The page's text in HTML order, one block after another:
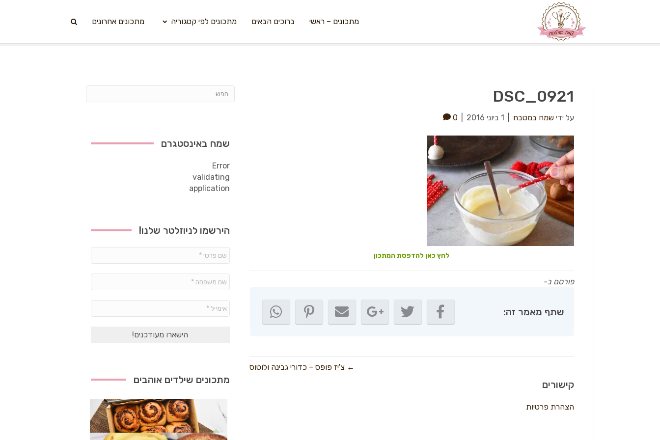
מתכונים – ראשי ברוכים הבאים מתכונים לפי קטגוריה מתכונים אחרונים
DSC_0921
על ידי שמח במטבח 1 ביוני 2016 0
לחץ כאן להדפסת המתכון
פורסם ב-
שתף מאמר זה:
← צ'יז פופס – כדורי גבינה ולוטוס
קישורים
הצהרת פרטיות
שמח באינסטגרם
Error
validating
application
הירשמו לניוזלטר שלנו!
פרטי
משפחה
*
מתכונים שילדים אוהבים